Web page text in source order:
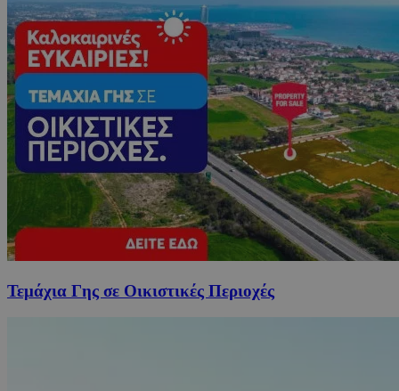
Τεμάχια Γης σε Οικιστικές Περιοχές